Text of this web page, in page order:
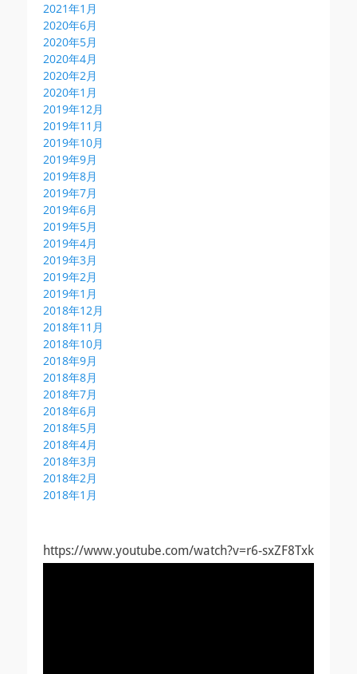
2021年1月
2020年6月
2020年5月
2020年4月
2020年2月
2020年1月
2019年12月
2019年11月
2019年10月
2019年9月
2019年8月
2019年7月
2019年6月
2019年5月
2019年4月
2019年3月
2019年2月
2019年1月
2018年12月
2018年11月
2018年10月
2018年9月
2018年8月
2018年7月
2018年6月
2018年5月
2018年4月
2018年3月
2018年2月
2018年1月
https://www.youtube.com/watch?v=r6-sxZF8Txk